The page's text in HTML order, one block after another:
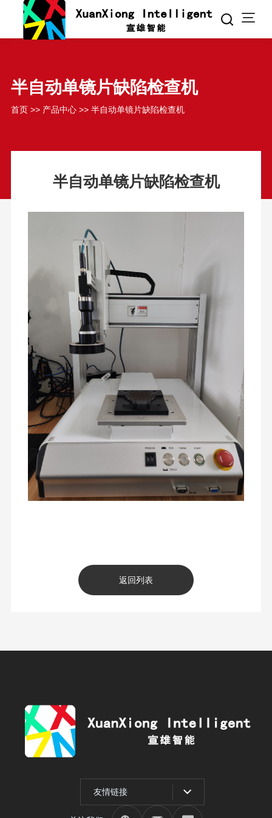
半自动单镜片缺陷检查机
首页>> 产品中心>> 半自动单镜片缺陷检查机
半自动单镜片缺陷检查机
返回列表
友情链接